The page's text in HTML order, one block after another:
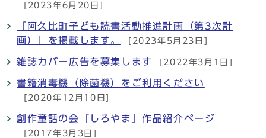
[2023年6月20日]
「阿久比町子ども読書活動推進計画（第3次計
画）」を掲載します。
[2023年5月23日]
雑誌カバー広告を募集します [2022年3月1日]
書籍消毒機（除菌機）をご利用ください
[2020年12月10日]
創作童話の会「しろやま」作品紹介ページ
[2017年3月3日]